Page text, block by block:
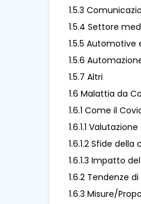
1.5.3
1.5.4 Settore
1.5.5 Automotive
1.5.6
1.5.7 Altri
1.6 Malattia da
1.6.1 Come il
1.6.1.1
1.6.1.2 Sfide
1.6.1.3 Impatto
1.6.2 Tendenze
1.6.3 Misure/